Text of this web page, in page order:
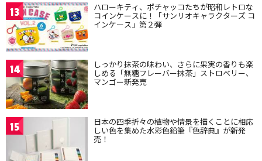
13 ハローキティ、ポチャッコたちが昭和レトロな
コインケースに！「サンリオキャラクターズ コ
インケース」第２弾
14 しっかり抹茶の味わい、さらに果実の香りも楽
しめる「無糖フレーバー抹茶」ストロベリー、
マンゴー新発売
15 日本の四季折々の植物や情景を描くことに相応
しい色を集めた水彩色鉛筆『色辞典』が新発
売！